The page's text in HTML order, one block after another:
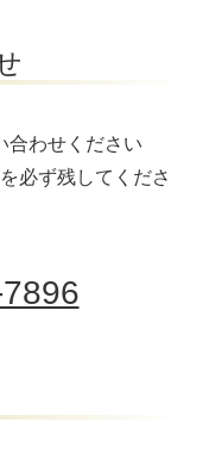
合わせください
必ず残してくださ